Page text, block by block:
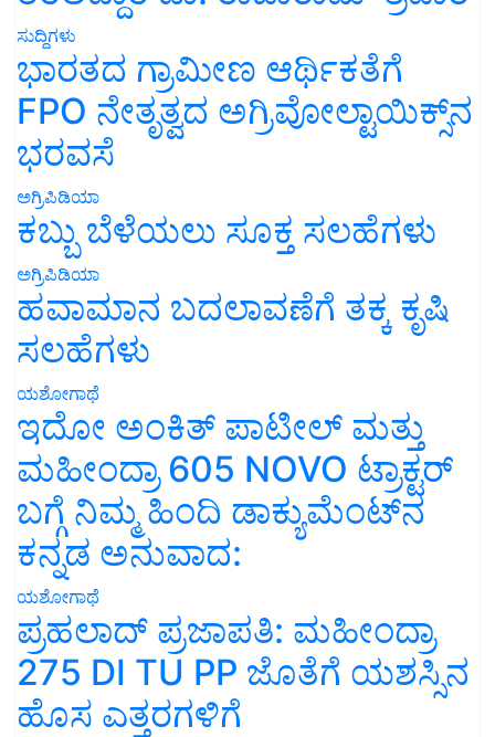
ಸುದ್ದಿಗಳು
ಭಾರತದ ಗ್ರಾಮೀಣ ಆರ್ಥಿಕತೆಗೆ
FPO ನೇತೃತ್ವದ ಅಗ್ರಿವೋಲ್ಟಾಯಿಕ್ಸ್‌ನ
ಭರವಸೆ
ಅಗ್ರಿಪಿಡಿಯಾ
ಕಬ್ಬು ಬೆಳೆಯಲು ಸೂಕ್ತ ಸಲಹೆಗಳು
ಅಗ್ರಿಪಿಡಿಯಾ
ಹವಾಮಾನ ಬದಲಾವಣೆಗೆ ತಕ್ಕ ಕೃಷಿ
ಸಲಹೆಗಳು
ಯಶೋಗಾಥೆ
ಇದೋ ಅಂಕಿತ್ ಪಾಟೀಲ್ ಮತ್ತು
ಮಹೀಂದ್ರಾ 605 NOVO ಟ್ರಾಕ್ಟರ್
ಬಗ್ಗೆ ನಿಮ್ಮ ಹಿಂದಿ ಡಾಕ್ಯುಮೆಂಟ್‌ನ
ಕನ್ನಡ ಅನುವಾದ:
ಯಶೋಗಾಥೆ
ಪ್ರಹಲಾದ್ ಪ್ರಜಾಪತಿ: ಮಹೀಂದ್ರಾ
275 DI TU PP ಜೊತೆಗೆ ಯಶಸ್ಸಿನ
ಹೊಸ ಎತ್ತರಗಳಿಗೆ